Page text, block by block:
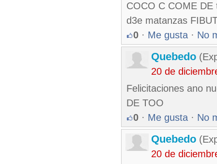
COCO C COME
d3e matanzas
0 · Me gusta · No
Quebedo
20 de
Felicitaciones ano
DE TOO
0 · Me gusta · No
Quebedo
20 de